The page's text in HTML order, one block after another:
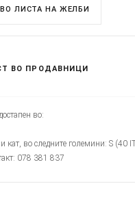
ЛИСТА НА ЖЕЛБИ
ВО ПРОДАВНИЦИ
во:
кат, во следните големини: S (40
078 381 837